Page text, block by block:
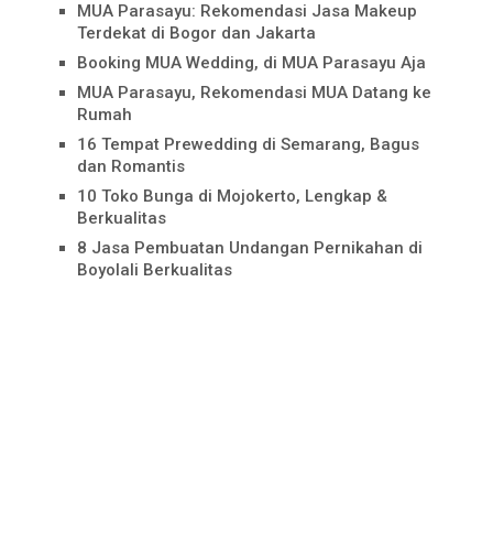
MUA Parasayu: Rekomendasi Jasa Makeup
Terdekat di Bogor dan Jakarta
Booking MUA Wedding, di MUA Parasayu Aja
MUA Parasayu, Rekomendasi MUA Datang ke
Rumah
16 Tempat Prewedding di Semarang, Bagus
dan Romantis
10 Toko Bunga di Mojokerto, Lengkap &
Berkualitas
8 Jasa Pembuatan Undangan Pernikahan di
Boyolali Berkualitas